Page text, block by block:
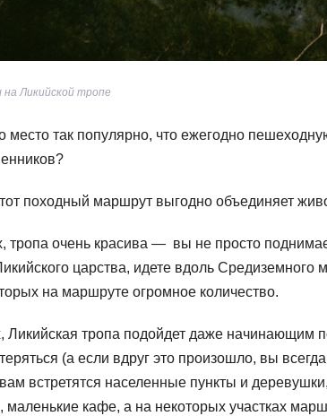
Ликийской тропе
место так популярно, что ежегодно
походный маршрут выгодно объединяет
тропа очень красива — вы не просто
царства, идете вдоль
на маршруте огромное количество.
Ликийская тропа подойдет даже начинающим
(а если вдруг это произошло, вы
встретятся населенные пункты и
маленькие кафе, а на некоторых участках